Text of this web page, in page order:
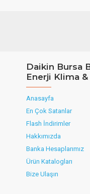
Daikin Bursa
Enerji Klima
Anasayfa
En Çok Satanlar
Flash İndirimler
Hakkımızda
Banka Hesaplarımız
Ürün Katalogları
Bize Ulaşın